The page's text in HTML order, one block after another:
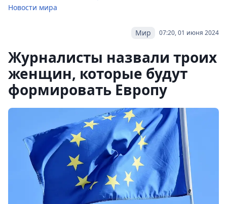
Новости мира
07:20, 01 июня 2024
Мир
Журналисты назвали троих
женщин, которые будут
формировать Европу